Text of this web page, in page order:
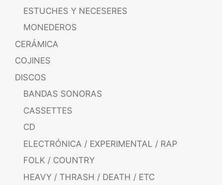
ESTUCHES Y NECESERES
MONEDEROS
CERÁMICA
COJINES
DISCOS
BANDAS SONORAS
CASSETTES
CD
ELECTRÓNICA / EXPERIMENTAL / RAP
FOLK / COUNTRY
HEAVY / THRASH / DEATH / ETC